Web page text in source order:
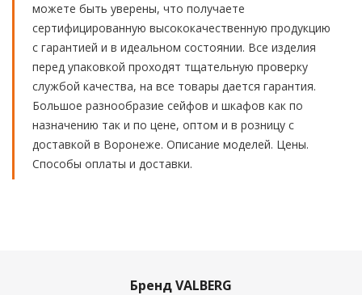
можете быть уверены, что получаете
сертифицированную высококачественную продукцию
с гарантией и в идеальном состоянии. Все изделия
перед упаковкой проходят тщательную проверку
службой качества, на все товары дается гарантия.
Большое разнообразие сейфов и шкафов как по
назначению так и по цене, оптом и в розницу с
доставкой в Воронеже. Описание моделей. Цены.
Способы оплаты и доставки.
Бренд VALBERG